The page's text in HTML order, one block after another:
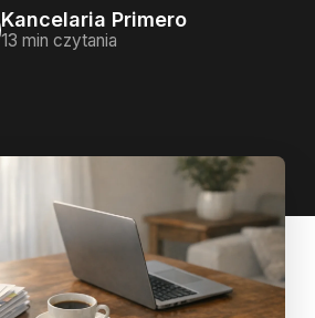
Kancelaria Primero
13 min czytania